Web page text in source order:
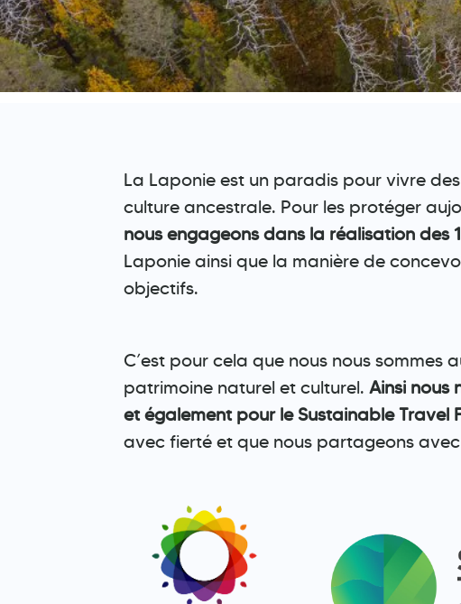
La Laponie est un paradis pour vivre
culture ancestrale. Pour les protéger
nous engageons dans la réalisation des
Laponie ainsi que la manière de
objectifs.
C’est pour cela que nous nous
patrimoine naturel et culturel. Ainsi nous
et également pour le Sustainable Travel
avec fierté et que nous partageons